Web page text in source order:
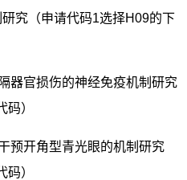
究（申请代码1选择H09的下
器官损伤的神经免疫机制研究
码）
预开角型青光眼的机制研究
码）